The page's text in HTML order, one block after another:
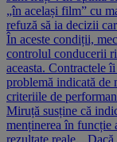
„în același film” cu
refuză să ia decizii
În aceste condiții,
controlul conducerii
aceasta. Contractele
problemă indicată de
criteriile de
Miruță susține că
menținerea în funcție
rezultate reale.